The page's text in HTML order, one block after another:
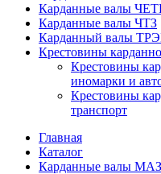
Карданные валы
Карданные валы ЧТЗ
Карданный валы
Крестовины
Крестовины
иномарки и
Крестовины
транспорт
Главная
Каталог
Карданные валы МАЗ